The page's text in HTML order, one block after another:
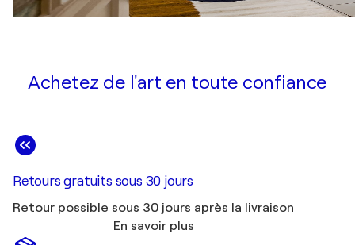
Achetez de l'art en toute confiance
Retours gratuits sous 30 jours
Retour possible sous 30 jours après la livraison
En savoir plus